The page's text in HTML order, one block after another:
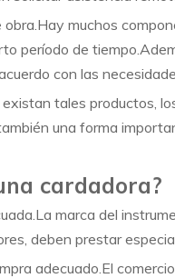
muchos
período de
con las
tales productos,
una forma
cardadora?
marca del
deben prestar
adecuado.El